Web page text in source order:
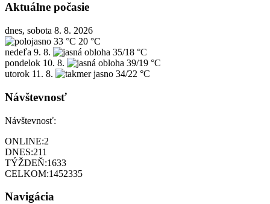
Aktuálne počasie
dnes, sobota 8. 8. 2026
33 °C 20 °C
nedeľa 9. 8.
35/18 °C
pondelok 10. 8.
39/19 °C
utorok 11. 8. 34/22 °C
Návštevnosť
Návštevnosť:
ONLINE:2
DNES:211
TÝŽDEŇ:1633
CELKOM:1452335
Navigácia